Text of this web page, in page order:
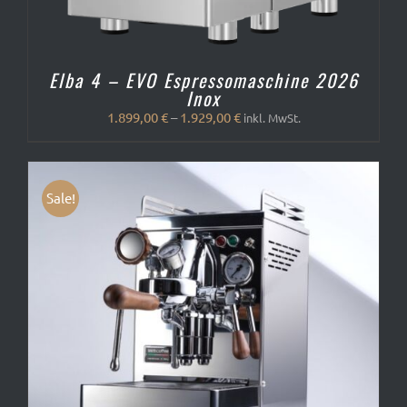
Elba 4 – EVO Espressomaschine 2026
Inox
1.899,00€–1.929,00€ inkl. MwSt.
Sale!